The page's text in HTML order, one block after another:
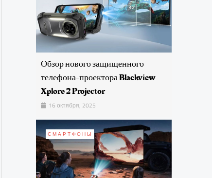
Обзор нового защищенного
телефона-проектора Blackview
Xplore 2 Projector
16 октября, 2025
СМАРТФОНЫ